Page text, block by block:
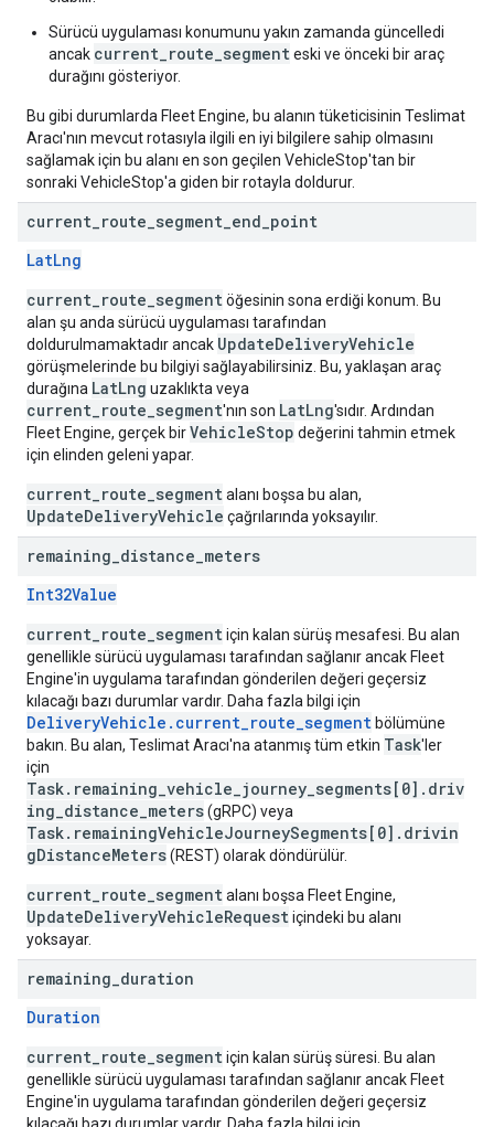
Sürücü uygulaması konumunu yakın zamanda güncelledi
ancak current_route_segmenteski ve önceki bir araç
durağını gösteriyor.
Bu gibi durumlarda Fleet Engine, bu alanın tüketicisinin Teslimat
Aracı'nın mevcut rotasıyla ilgili en iyi bilgilere sahip olmasını
sağlamak için bu alanı en son geçilen VehicleStop'tan bir
sonraki VehicleStop'a giden bir rotayla doldurur.
current route segment end point
LatLng
current_route_segmentöğesinin sona erdiği konum. Bu
alan şu anda sürücü uygulaması tarafından
doldurulmamaktadır ancak UpdateDeliveryVehicle
görüşmelerinde bu bilgiyi sağlayabilirsiniz. Bu, yaklaşan araç
durağına LatLng uzaklıkta veya
current_route_segment'nın son LatLng'sıdır. Ardından
Fleet Engine, gerçek birVehicleStop değerini tahmin etmek
için elinden geleni yapar.
current_route_segmentalanı boşsa bu alan,
UpdateDeliveryVehicle çağrılarında yoksayılır.
remaining distance meters
Int32Value
current_route_segmentiçin kalan sürüş mesafesi. Bu alan
genellikle sürücü uygulaması tarafından sağlanır ancak Fleet
Engine'in uygulama tarafından gönderilen değeri geçersiz
kılacağı bazı durumlar vardır. Daha fazla bilgi için
DeliveryVehicle.current_route_segment bölümüne
bakın. Bu alan, Teslimat Aracı'na atanmış tüm etkin Task'ler
için
Task.remaining_vehicle_journey_segments[0].driv
ing_distance_meters(gRPC) veya
Task.remainingVehicleJourneySegments[0].drivin
gDistanceMeters(REST) olarak döndürülür.
current_route_segmentalanı boşsa Fleet Engine,
UpdateDeliveryVehicleRequestiçindeki bu alanı
yoksayar.
remaining duration
Duration
current_route_segmentiçin kalan sürüş süresi. Bu alan
genellikle sürücü uygulaması tarafından sağlanır ancak Fleet
Engine'in uygulama tarafından gönderilen değeri geçersiz